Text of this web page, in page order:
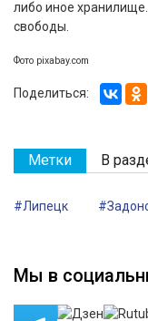
либо иное
свободы.
Фото pixabay.com
Поделиться:
Метки В
#Липецк
Мы в